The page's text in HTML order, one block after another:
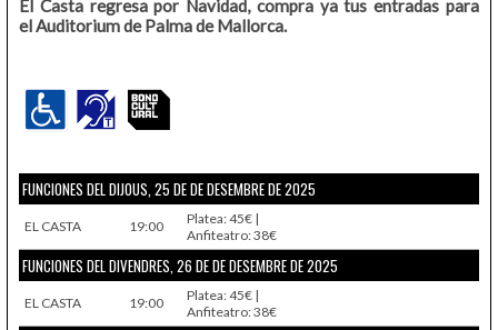
El Casta regresa por Navidad,compra ya tus entradas para
el Auditorium de Palma de Mallorca.
FUNCIONES DEL DIJOUS, 25 DE DE DESEMBRE DE 2025
EL CASTA 19:00
Platea: 45€ |
Anfiteatro: 38€
FUNCIONES DEL DIVENDRES, 26 DE DE DESEMBRE DE 2025
EL CASTA 19:00
Platea: 45€ |
Anfiteatro: 38€